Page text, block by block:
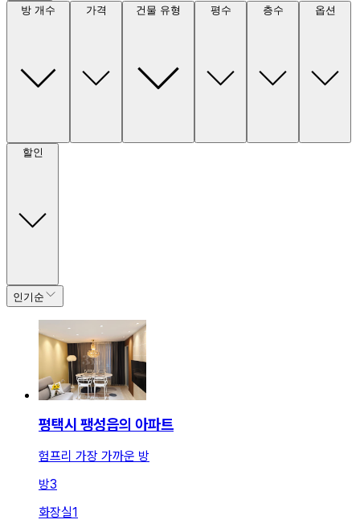
방 개수
가격 건물 유형 평수 층수 옵션
할인
인기순
평택시 팽성읍의 아파트
험프리 가장 가까운 방
방3
화장실1